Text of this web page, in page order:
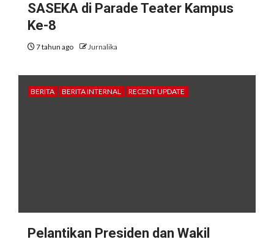
SASEKA di Parade Teater Kampus
Ke-8
7 tahun ago Jurnalika
BERITA BERITA INTERNAL RECENT UPDATE
Pelantikan Presiden dan Wakil